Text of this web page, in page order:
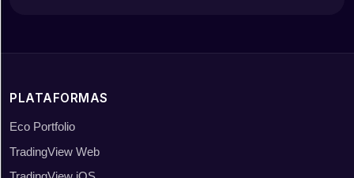
PLATAFORMAS
Eco Portfolio
TradingView Web